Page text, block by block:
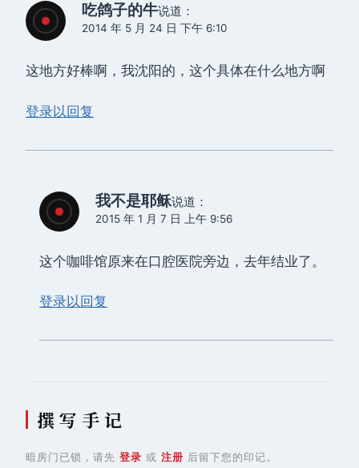
吃鸽子的牛说道：
2014 年 5 月 24 日 下午 6:10
这地方好棒啊，我沈阳的，这个具体在什么地方啊
登录以回复
我不是耶稣说道：
2015 年 1 月 7 日 上午 9:56
这个咖啡馆原来在口腔医院旁边，去年结业了。
登录以回复
撰 写 手 记
暗房门已锁，请先 登录 或 注册 后留下您的印记。